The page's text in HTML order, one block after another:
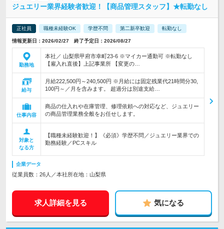
ジュエリー業界経験者歓迎！【商品管理スタッフ】★転勤なし
正社員 職種未経験OK 学歴不問 第二新卒歓迎 転勤なし
情報更新日：2026/02/27 終了予定日：2026/08/27
勤務地
本社／ 山梨県甲府市幸町23-6 ※マイカー通勤可 ※転勤なし
【雇入れ直後】上記事業所 【変更の…
給与
月給222,500円～240,500円 ※月給には固定残業代21時間分30,
100円～／月を含みます。 超過分は別途支給…
仕事内容
商品の仕入れや在庫管理、修理依頼への対応など、ジュエリー
の商品管理業務全般をお任せします。
対象と
なる方
【職種未経験歓迎！】《必須》学歴不問／ジュエリー業界での
勤務経験／PCスキル
企業データ
従業員数：26人／本社所在地：山梨県
求人詳細を見る 気になる